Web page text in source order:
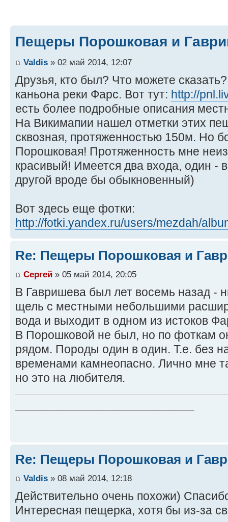
Пещеры Порошковая и
Valdis » 02 май 2014, 12:07
Друзья, кто был? Что можете
каньона реки Фарс. Вот тут: http://
есть более подробные описания
На Викимапии нашел отметки этих
сквозная, протяженностью 150м. Но
Порошковая! Протяженность мне
красивый! Имеется два входа, один -
другой вроде бы обыкновенный)
Вот здесь еще фотки:
http://fotki.yandex.ru/users/mezdah/
Re: Пещеры Порошковая и
Сергей » 05 май 2014, 20:05
В Гавришева был лет восемь назад -
щель с местными небольшими
вода и выходит в одном из истоков
В Порошковой не был, но по фоткам
рядом. Породы один в один. Т.е. без
временами камнеопасно. Лично мне
но это на любителя.
Re: Пещеры Порошковая и
Valdis » 08 май 2014, 12:18
Действительно очень похожи)
Интересная пещерка, хотя бы из-за